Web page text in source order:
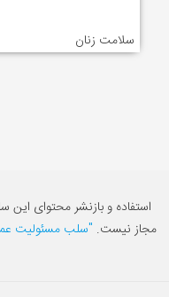
سلامت زنان
استفاده و بازنشر محتوای
مجاز نیست. "سلب مسئولیت